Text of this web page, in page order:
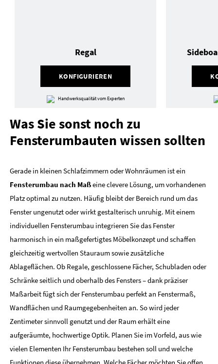
KONFIGURIEREN
Regal
Handwerksqualität vom Experten
Was Sie sonst noch zu
Fensterumbauten wissen sollten
Gerade in kleinen Schlafzimmern oder Wohnräumen ist ein
Fensterumbau nach Maßeine clevere Lösung, um vorhandenen
Platz optimal zu nutzen. Häufig bleibt der Bereich rund um das
Fenster ungenutzt oder wirkt gestalterisch unruhig. Mit einem
individuellen Fensterumbau integrieren Sie das Fenster
harmonisch in ein maßgefertigtes Möbelkonzept und schaffen
gleichzeitig wertvollen Stauraum sowie zusätzliche
Ablageflächen. Ob Regale, geschlossene Fächer, Schubladen oder
Schränke seitlich und oberhalb des Fensters – dank präziser
Maßarbeit fügt sich der Fensterumbau perfekt an Fenstermaß,
Wandflächen und Raumgegebenheiten an. So wird jeder
Zentimeter sinnvoll genutzt und der Raum erhält eine
aufgeräumte, hochwertige Optik. Planen Sie im Vorfeld, aus wie
vielen Elementen Ihr Fensterumbau bestehen soll und welche